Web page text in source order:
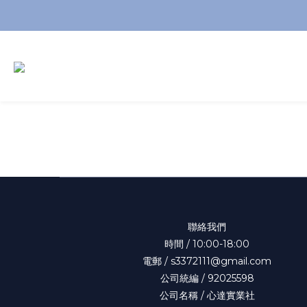
聯絡我們
時間 / 10:00-18:00
電郵 / s3372111@gmail.com
公司統編 / 92025598
公司名稱 / 心達實業社